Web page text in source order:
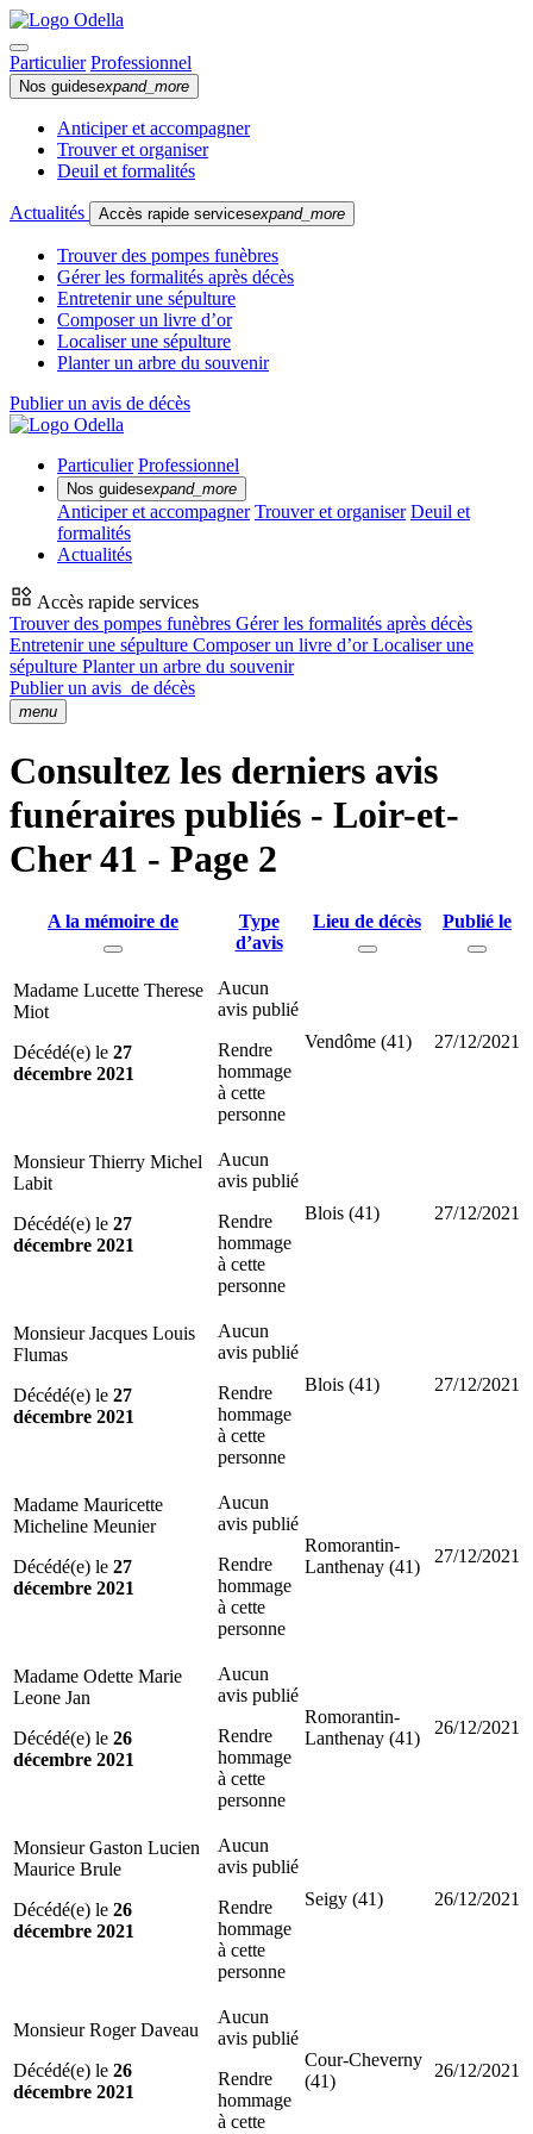
Particulier Professionnel
Nos guidesexpand_more
Anticiper et accompagner
Trouver et organiser
Deuil et formalités
Actualités Accès rapide servicesexpand_more
Trouver des pompes funèbres
Gérer les formalités après décès
Entretenir une sépulture
Composer un livre d’or
Localiser une sépulture
Planter un arbre du souvenir
Publier un avis de décès
Particulier Professionnel
Nos guidesexpand_more
Anticiper et accompagner Trouver et organiser Deuil et
formalités
Actualités
Accès rapide services
Trouver des pompes funèbres Gérer les formalités après décès
Entretenir une sépulture Composer un livre d’orLocaliser une
sépulture Planter un arbre du souvenir
Publier un avis de décès
menu
Consultez les derniers avis
funéraires publiés - Loir-et-
Cher 41 - Page 2
A la mémoire de
Type
d’avis
Lieu de décès Publié le
Madame Lucette Therese
Miot
Décédé(e) le 27
décembre 2021
Aucun
avis publié
Rendre
hommage
à cette
personne
Vendôme (41) 27/12/2021
Monsieur Thierry Michel
Labit
Décédé(e) le 27
décembre 2021
Aucun
avis publié
Rendre
hommage
à cette
personne
Blois (41) 27/12/2021
Monsieur Jacques Louis
Flumas
Décédé(e) le 27
décembre 2021
Aucun
avis publié
Rendre
hommage
à cette
personne
Blois (41) 27/12/2021
Madame Mauricette
Micheline Meunier
Décédé(e) le 27
décembre 2021
Aucun
avis publié
Rendre
hommage
à cette
personne
Romorantin-
Lanthenay (41)
27/12/2021
Madame Odette Marie
Leone Jan
Décédé(e) le 26
décembre 2021
Aucun
avis publié
Rendre
hommage
à cette
personne
Romorantin-
Lanthenay (41)
26/12/2021
Monsieur Gaston Lucien
Maurice Brule
Décédé(e) le 26
décembre 2021
Aucun
avis publié
Rendre
hommage
à cette
personne
Seigy (41) 26/12/2021
Monsieur Roger Daveau
Décédé(e) le 26
décembre 2021
Aucun
avis publié
Rendre
hommage
à cette
Cour-Cheverny
(41)
26/12/2021